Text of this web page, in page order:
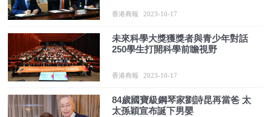
香港商報 2023-10-17
未來科學大獎獲獎者與青少年對話
250學生打開科學前瞻視野
香港商報 2023-10-17
84歲國寶級鋼琴家劉詩昆再當爸 太
太孫穎宣布誕下男嬰